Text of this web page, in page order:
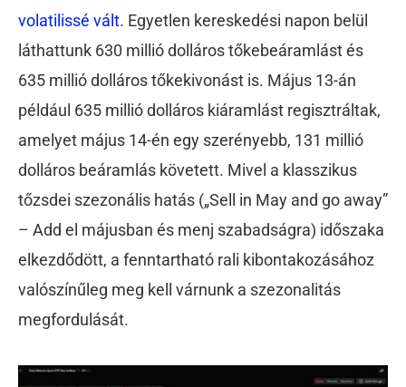
volatilissé vált. Egyetlen kereskedési napon belül
láthattunk 630 millió dolláros tőkebeáramlást és
635 millió dolláros tőkekivonást is. Május 13-án
például 635 millió dolláros kiáramlást regisztráltak,
amelyet május 14-én egy szerényebb, 131 millió
dolláros beáramlás követett. Mivel a klasszikus
tőzsdei szezonális hatás („Sell in May and go away”
– Add el májusban és menj szabadságra) időszaka
elkezdődött, a fenntartható rali kibontakozásához
valószínűleg meg kell várnunk a szezonalitás
megfordulását.